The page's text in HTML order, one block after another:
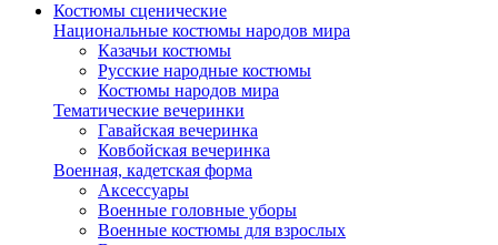
Костюмы сценические
Национальные костюмы народов мира
Казачьи костюмы
Русские народные костюмы
Костюмы народов мира
Тематические вечеринки
Гавайская вечеринка
Ковбойская вечеринка
Военная, кадетская форма
Аксессуары
Военные головные уборы
Военные костюмы для взрослых